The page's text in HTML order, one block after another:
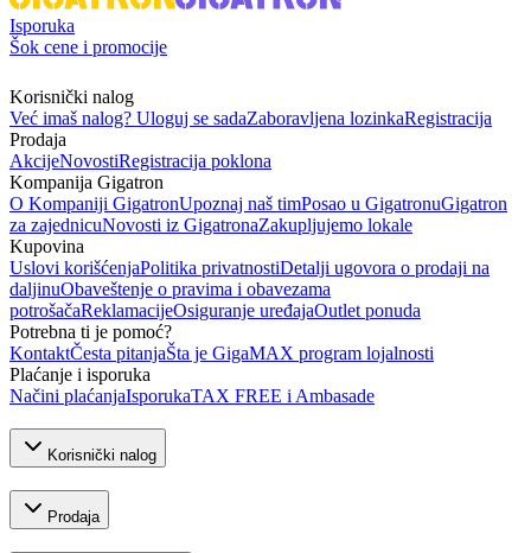
Isporuka
Šok cene i promocije
Korisnički nalog
Već imaš nalog? Uloguj se sadaZaboravljena lozinkaRegistracija
Prodaja
AkcijeNovostiRegistracija poklona
Kompanija Gigatron
O Kompaniji GigatronUpoznaj naš timPosao u GigatronuGigatron
za zajednicuNovosti iz GigatronaZakupljujemo lokale
Kupovina
Uslovi korišćenjaPolitika privatnostiDetalji ugovora o prodaji na
daljinuObaveštenje o pravima i obavezama
potrošačaReklamacijeOsiguranje uređajaOutlet ponuda
Potrebna ti je pomoć?
KontaktČesta pitanjaŠta je GigaMAX program lojalnosti
Plaćanje i isporuka
Načini plaćanjaIsporukaTAX FREE i Ambasade
Korisnički nalog
Prodaja